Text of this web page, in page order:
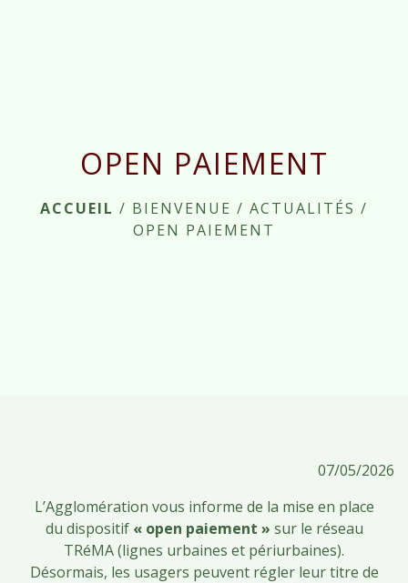
OPEN PAIEMENT
ACCUEIL / BIENVENUE / ACTUALITÉS /
OPEN PAIEMENT
07/05/2026
L’Agglomération vous informe de la mise en place
du dispositif « open paiement » sur le réseau
TRéMA (lignes urbaines et périurbaines).
Désormais, les usagers peuvent régler leur titre de